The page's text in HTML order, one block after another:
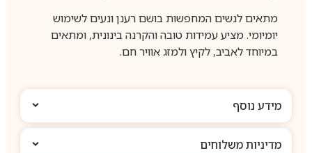
מתאים לנשים המחפשות בושם רענן ונעים לשימוש
יומיומי. מציע עמידות טובה והקרנה בינונית, ומתאים
במיוחד לאביב, לקיץ ולמזג אוויר חם.
מידע נוסף
מדיניות משלוחים